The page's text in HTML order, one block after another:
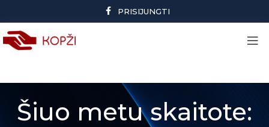
PRISIJUNGTI
Šiuo metu skaitote: